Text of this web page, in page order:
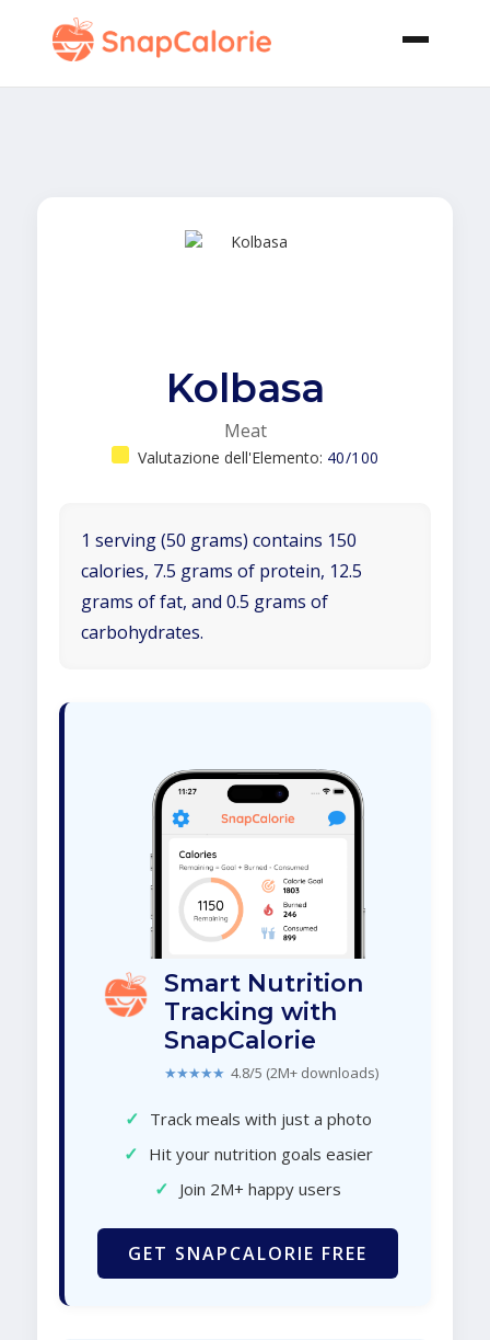
Kolbasa
Meat
Valutazione dell'Elemento: 40/100
1 serving (50 grams) contains 150
calories, 7.5 grams of protein, 12.5
grams of fat, and 0.5 grams of
carbohydrates.
Smart Nutrition
Tracking with
SnapCalorie
★★★★★ 4.8/5 (2M+ downloads)
✓ Track meals with just a photo
✓ Hit your nutrition goals easier
✓ Join 2M+ happy users
GET SNAPCALORIE FREE